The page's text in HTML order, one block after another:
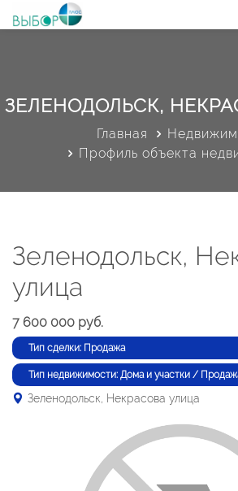
ЗЕЛЕНОДОЛЬСК,
Главная
Профиль объекта
Зеленодольск,
улица
7 600 000 руб.
Тип сделки: Продажа
Тип недвижимости: Дома и участки /
Зеленодольск, Некрасова улица